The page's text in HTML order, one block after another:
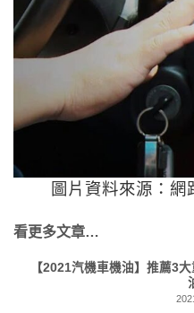
圖片資料來源：
看更多文章…
【2021汽機車機油】推薦3